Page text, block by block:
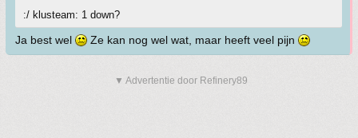
:/ klusteam: 1 down?
Ja best wel Ze kan nog wel wat, maar heeft veel pijn
▼ Advertentie door Refinery89